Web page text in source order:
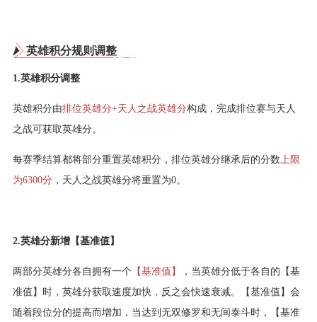
英雄积分规则调整
1.英雄积分调整
英雄积分由排位英雄分+天人之战英雄分构成，完成排位赛与天人
之战可获取英雄分。
每赛季结算都将部分重置英雄积分，排位英雄分继承后的分数 上限
为6300分，天人之战英雄分将重置为0。
2.英雄分新增【基准值】
两部分英雄分各自拥有一个 【基准值】
，当英雄分低于各自的【基
准值】时，英雄分获取速度加快，反之会快速衰减。【基准值】会
随着段位分的提高而增加，当达到无双修罗和无间泰斗时，【基准